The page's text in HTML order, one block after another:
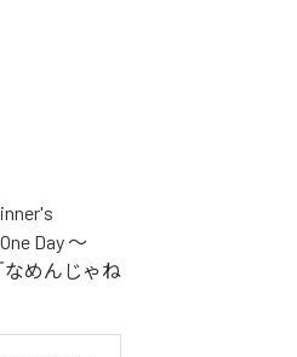
Day ～
「なめんじゃね